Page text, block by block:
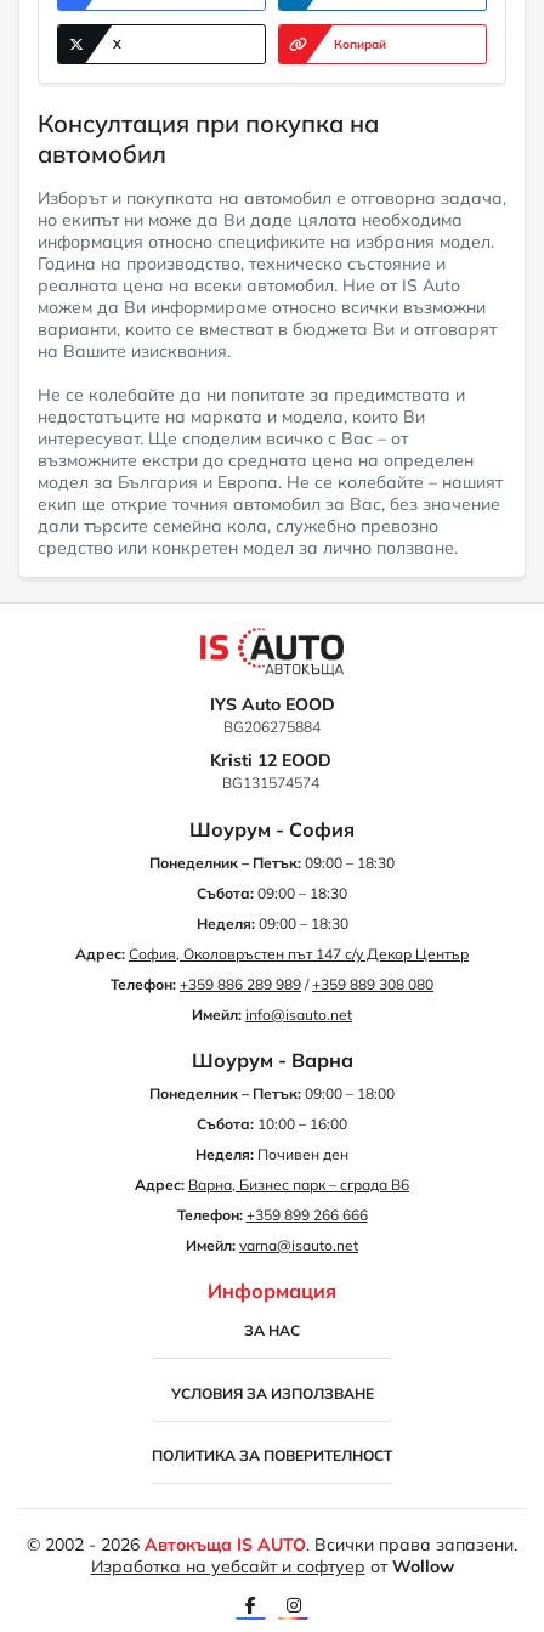
X Копирай
Консултация при покупка на
автомобил
Изборът и покупката на автомобил е отговорна задача,
но екипът ни може да Ви даде цялата необходима
информация относно спецификите на избрания модел.
Година на производство, техническо състояние и
реалната цена на всеки автомобил. Ние от IS Auto
можем да Ви информираме относно всички възможни
варианти, които се вместват в бюджета Ви и отговарят
на Вашите изисквания.
Не се колебайте да ни попитате за предимствата и
недостатъците на марката и модела, които Ви
интересуват. Ще споделим всичко с Вас – от
възможните екстри до средната цена на определен
модел за България и Европа. Не се колебайте – нашият
екип ще открие точния автомобил за Вас, без значение
дали търсите семейна кола, служебно превозно
средство или конкретен модел за лично ползване.
IYS Auto EOOD
BG206275884
Kristi 12 EOOD
BG131574574
Шоурум - София
Понеделник – Петък: 09:00 – 18:30
Събота: 09:00 – 18:30
Неделя:09:00 – 18:30
Адрес: София, Околовръстен път 147 с/у Декор Център
Телефон: +359 886 289 989 /+359 889 308 080
Имейл: info@isauto.net
Шоурум - Варна
Понеделник – Петък: 09:00 – 18:00
Събота: 10:00 – 16:00
Неделя: Почивен ден
Адрес: Варна, Бизнес парк – сграда B6
Телефон: +359 899 266 666
Имейл: varna@isauto.net
Информация
ЗА НАС
УСЛОВИЯ ЗА ИЗПОЛЗВАНЕ
ПОЛИТИКА ЗА ПОВЕРИТЕЛНОСТ
© 2002 - 2026 Автокъща IS AUTO. Всички права запазени.
Изработка на уебсайт и софтуер отWollow